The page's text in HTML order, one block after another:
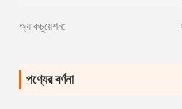
অ্যাকচুয়েশন:
পণ্যের বর্ণনা